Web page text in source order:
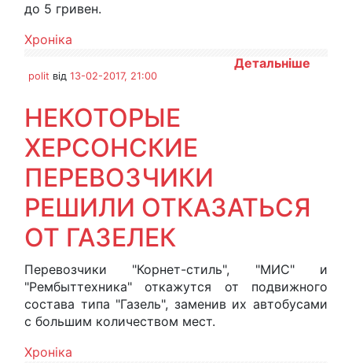
до 5 гривен.
Хроніка
Детальніше
polit від 13-02-2017, 21:00
НЕКОТОРЫЕ
ХЕРСОНСКИЕ
ПЕРЕВОЗЧИКИ
РЕШИЛИ ОТКАЗАТЬСЯ
ОТ ГАЗЕЛЕК
Перевозчики "Корнет-стиль", "МИС" и
"Рембыттехника" откажутся от подвижного
состава типа "Газель", заменив их автобусами
с большим количеством мест.
Хроніка